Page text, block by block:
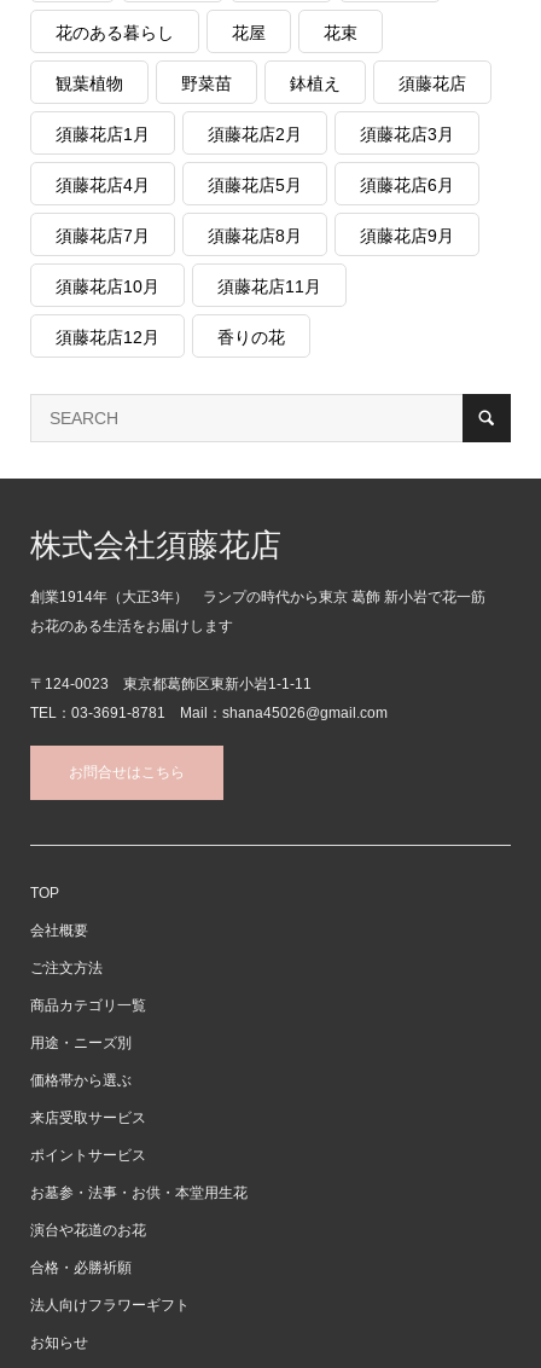
花のある暮らし 花屋 花束
観葉植物 野菜苗 鉢植え 須藤花店
須藤花店1月 須藤花店2月 須藤花店3月
須藤花店4月 須藤花店5月 須藤花店6月
須藤花店7月 須藤花店8月 須藤花店9月
須藤花店10月 須藤花店11月
須藤花店12月 香りの花
株式会社須藤花店
創業1914年（大正3年） ランプの時代から東京 葛飾 新小岩で花一筋
お花のある生活をお届けします
〒124-0023 東京都葛飾区東新小岩1-1-11
TEL：03-3691-8781 Mail：shana45026@gmail.com
お問合せはこちら
TOP
会社概要
ご注文方法
商品カテゴリ一覧
用途・ニーズ別
価格帯から選ぶ
来店受取サービス
ポイントサービス
お墓参・法事・お供・本堂用生花
演台や花道のお花
合格・必勝祈願
法人向けフラワーギフト
お知らせ